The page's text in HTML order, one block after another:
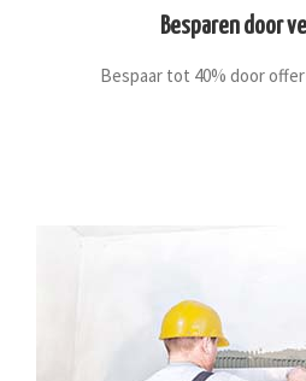
Besparen door
Bespaar tot 40% door